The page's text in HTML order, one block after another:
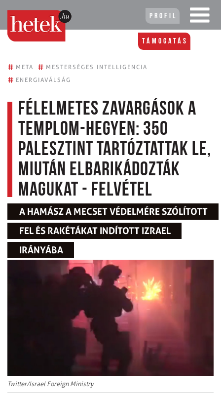
Profil
Támogatás
# META # MESTERSÉGES INTELLIGENCIA
# ENERGIAVÁLSÁG
Félelmetes zavargások a
Templom-hegyen: 350
palesztint tartóztattak le,
miután elbarikádozták
magukat - felvétel
A HAMÁSZ A MECSET VÉDELMÉRE SZÓLÍTOTT
FEL ÉS RAKÉTÁKAT INDÍTOTT IZRAEL
IRÁNYÁBA
Twitter/Israel Foreign Ministry